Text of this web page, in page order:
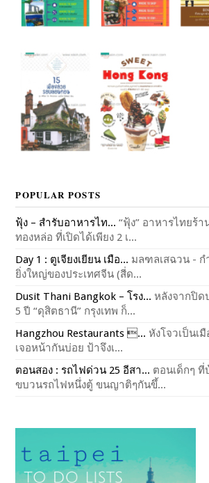
POPULAR POSTS
ฟุ้ง – สำรับอาหารไท... “ฟุ้ง” อาหารไทยร้
ทองหล่อ ที่เปิดได้เพียง 2 เ...
Day 1 : ตูเจียงเยียน เมือ... มลฑลเสฉวน - ก
ยิ่งใหญ่ของประเทศจีน (สี่ด...
Dusit Thani Bangkok – โรง... หลังจากปิด
5 ปี “ดุสิตธานี” กรุงเทพ ก็...
Hangzhou Restaurants ... หังโจวเป็นเ
เจอหน้ากันบ่อย ป้าจึงเ...
ตอนสอง : รถไฟด่วน 25 อีสา... ตอนเด็กๆ ที่
ขบวนรถไฟหนึ่งตู้ ขนญาติๆกันขึ้...